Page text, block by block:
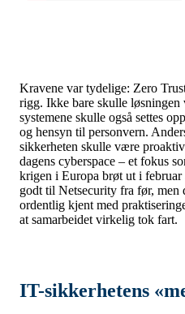
Kravene var tydelige: Zero
rigg. Ikke bare skulle løsningen
systemene skulle også settes
og hensyn til personvern.
sikkerheten skulle være
dagens cyberspace – et fokus
krigen i Europa brøt ut i februar
godt til Netsecurity fra før, men
ordentlig kjent med
at samarbeidet virkelig tok fart.
IT-sikkerhetens